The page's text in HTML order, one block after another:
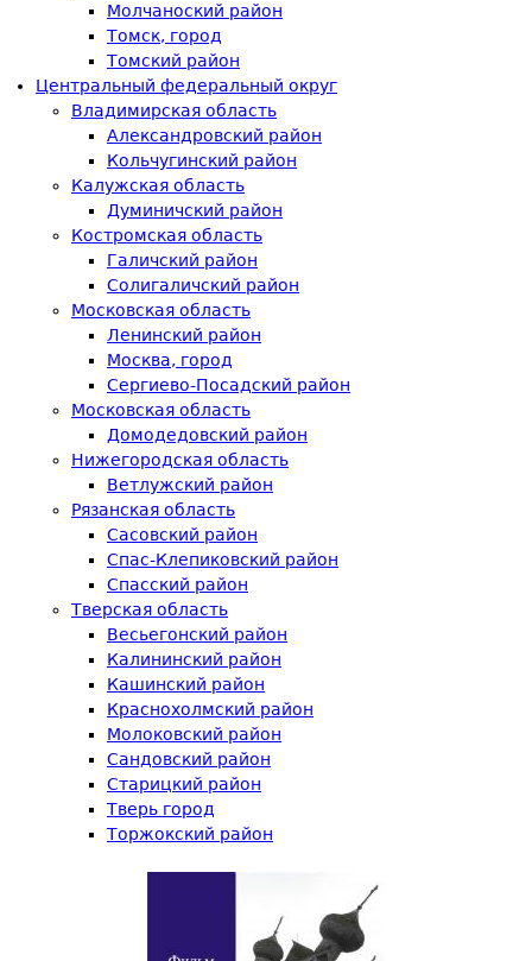
Молчаноский район
Томск, город
Томский район
Центральный федеральный округ
Владимирская область
Александровский район
Кольчугинский район
Калужская область
Думиничский район
Костромская область
Галичский район
Солигаличский район
Московская область
Ленинский район
Москва, город
Сергиево-Посадский район
Московская область
Домодедовский район
Нижегородская область
Ветлужский район
Рязанская область
Сасовский район
Спас-Клепиковский район
Спасский район
Тверская область
Весьегонский район
Калининский район
Кашинский район
Краснохолмский район
Молоковский район
Сандовский район
Старицкий район
Тверь город
Торжокский район